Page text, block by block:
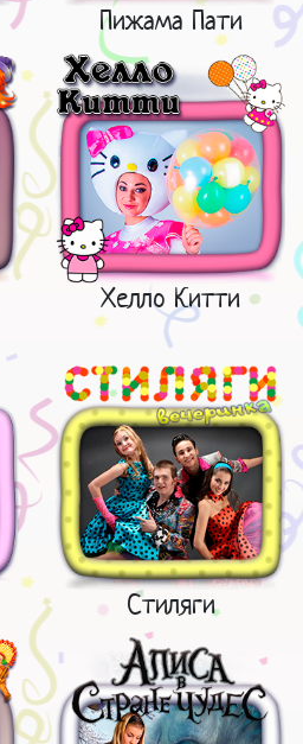
Пижама Пати
Хелло Китти
Стиляги